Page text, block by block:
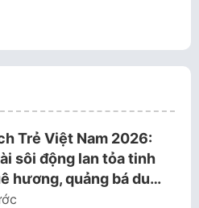
Trẻ Việt Nam 2026:
sôi động lan tỏa tinh
hương, quảng bá du…